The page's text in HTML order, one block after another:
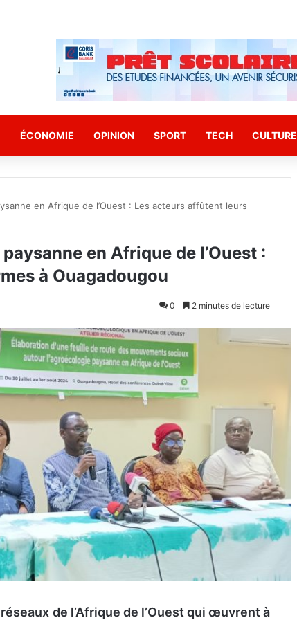
ÉCONOMIE OPINION SPORT TECH CULTURE
en Afrique de l’Ouest : Les acteurs affûtent leurs
en Afrique de l’Ouest :
à Ouagadougou
0 2 minutes de lecture
de l’Afrique de l’Ouest qui œuvrent à